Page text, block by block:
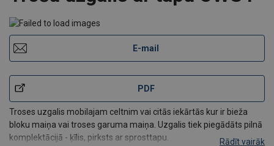
E-mail
PDF
Troses uzgalis mobilajam celtnim vai citās iekārtās kur ir bieža
bloku maiņa vai troses garuma maiņa. Uzgalis tiek piegādāts pilnā
komplektācijā - ķīlis, pirksts ar sprosttapu.
Rādīt vairāk